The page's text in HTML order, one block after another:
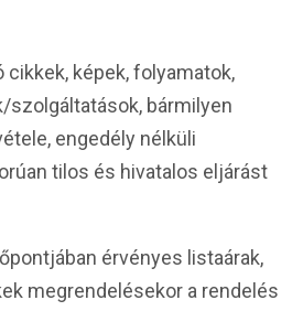
cikkek, képek, folyamatok,
szolgáltatások, bármilyen
engedély nélküli
tilos és hivatalos eljárást
érvényes listaárak,
megrendelésekor a rendelés